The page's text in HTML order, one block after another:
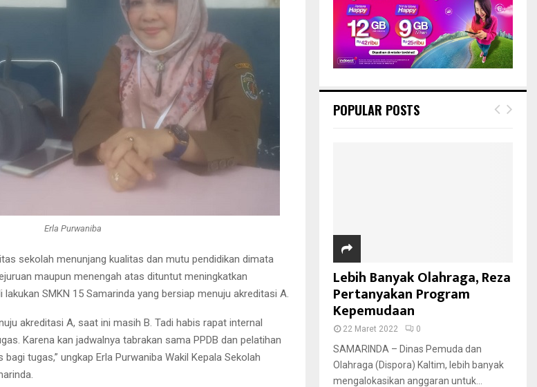
Erla Purwaniba
sekolah menunjang kualitas dan mutu pendidikan dimata
maupun menengah atas dituntut meningkatkan
SMKN 15 Samarinda yang bersiap menuju akreditasi A.
akreditasi A, saat ini masih B. Tadi habis rapat internal
Karena kan jadwalnya tabrakan sama PPDB dan pelatihan
tugas,” ungkap Erla Purwaniba Wakil Kepala Sekolah
POPULAR POSTS
Lebih Banyak Olahraga, Reza
Pertanyakan Program
Kepemudaan
22 Maret 2022 0
SAMARINDA – Dinas Pemuda dan
Olahraga (Dispora) Kaltim, lebih banyak
mengalokasikan anggaran untuk...